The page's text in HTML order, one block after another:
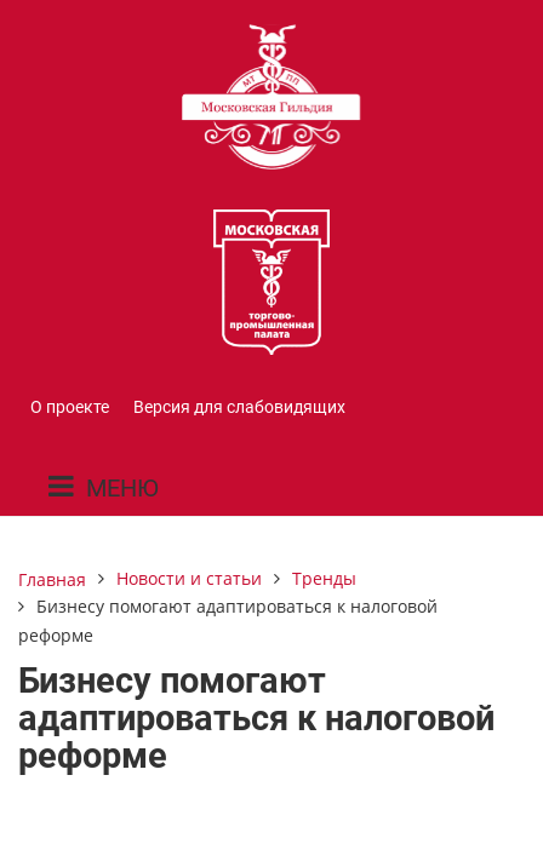
О проекте Версия для слабовидящих
МЕНЮ
Главная Новости и статьи
Тренды
Бизнесу помогают адаптироваться к налоговой
реформе
Бизнесу помогают
адаптироваться к налоговой
реформе